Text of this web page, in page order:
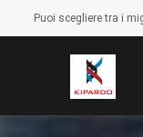
Puoi scegliere tra i